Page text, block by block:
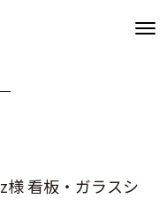
様 看板・ガラスシ